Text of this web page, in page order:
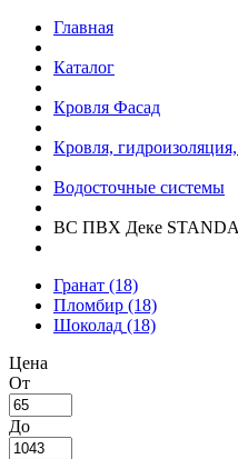
Главная
Каталог
Кровля Фасад
Кровля,
Водосточные системы
ВС ПВХ Деке
Гранат (18)
Пломбир (18)
Шоколад (18)
Цена
От
До